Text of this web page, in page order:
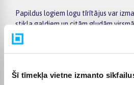
Šī tīmekļa vietne izmanto
Papildus logiem logu tīrītājus var
stikla galdiem un citām gludām
universālu palīgu ikdienas mājas
Elektriskajiem logu tīrītājiem svarīgs